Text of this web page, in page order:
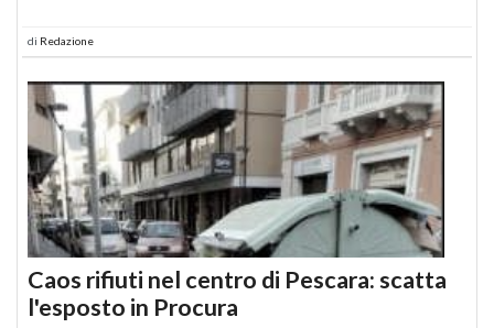
di Redazione
Caos rifiuti nel centro di Pescara: scatta
l'esposto in Procura